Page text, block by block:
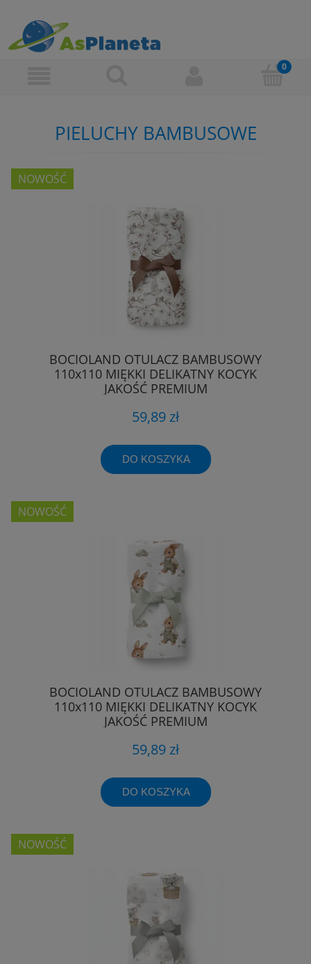
PIELUCHY BAMBUSOWE
BOCIOLAND OTULACZ BAMBUSOWY
110x110 MIĘKKI DELIKATNY KOCYK
JAKOŚĆ PREMIUM
59,89 zł
DO KOSZYKA
NOWOŚĆ
BOCIOLAND OTULACZ BAMBUSOWY
110x110 MIĘKKI DELIKATNY KOCYK
JAKOŚĆ PREMIUM
59,89 zł
DO KOSZYKA
NOWOŚĆ
NOWOŚĆ